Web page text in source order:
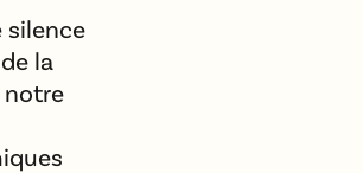
silence
la
notre